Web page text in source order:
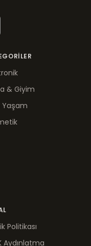
& Giyim
Yaşam
Politikası
Aydınlatma